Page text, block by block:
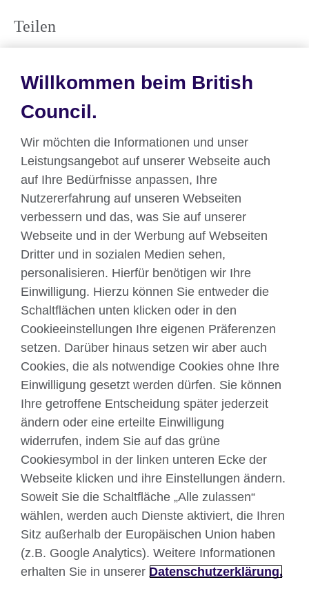
Teilen
Überblick ilb 2019
Über uns
Englisch unterrichten
Kontakt
Facebook Twitter
YouTube
TikTok
British Council global
Datenschutzerklärung
Nutzungsbedingungen
Your comments and complaints
Cookies
Willkommen beim British
Council.
Wir möchten die Informationen und unser
Leistungsangebot auf unserer Webseite auch
auf Ihre Bedürfnisse anpassen, Ihre
Nutzererfahrung auf unseren Webseiten
verbessern und das, was Sie auf unserer
Webseite und in der Werbung auf Webseiten
Dritter und in sozialen Medien sehen,
personalisieren. Hierfür benötigen wir Ihre
Einwilligung. Hierzu können Sie entweder die
Schaltflächen unten klicken oder in den
Cookieeinstellungen Ihre eigenen Präferenzen
setzen. Darüber hinaus setzen wir aber auch
Cookies, die als notwendige Cookies ohne Ihre
Einwilligung gesetzt werden dürfen. Sie können
Ihre getroffene Entscheidung später jederzeit
ändern oder eine erteilte Einwilligung
widerrufen, indem Sie auf das grüne
Cookiesymbol in der linken unteren Ecke der
Webseite klicken und ihre Einstellungen ändern.
Soweit Sie die Schaltfläche „Alle zulassen“
wählen, werden auch Dienste aktiviert, die Ihren
Sitz außerhalb der Europäischen Union haben
(z.B. Google Analytics). Weitere Informationen
erhalten Sie in unserer Datenschutzerklärung.